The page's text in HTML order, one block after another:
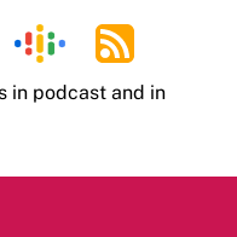
in podcast and in